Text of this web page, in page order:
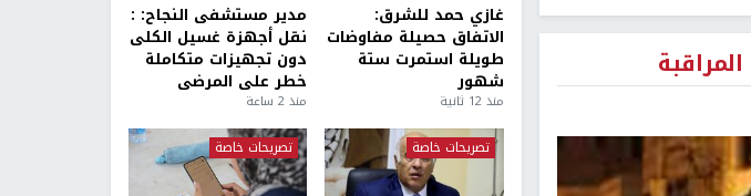
غازي حمد للشرق:
الاتفاق حصيلة مفاوضات
طويلة استمرت ستة
شهور
منذ 12 ثانية
مدير مستشفى النجاح: :
نقل أجهزة غسيل الكلى
دون تجهيزات متكاملة
خطر على المرضى
منذ 2 ساعة
تصريحات خاصة تصريحات خاصة